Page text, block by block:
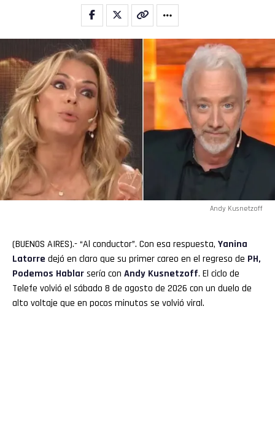
Andy Kusnetzoff
(BUENOS AIRES).- “Al conductor”. Con esa respuesta, Yanina
Latorre dejó en claro que su primer careo en el regreso de PH,
Podemos Hablarsería con Andy Kusnetzoff. El ciclo de
Telefe volvió el sábado 8 de agosto de 2026 con un duelo de
alto voltaje que en pocos minutos se volvió viral.